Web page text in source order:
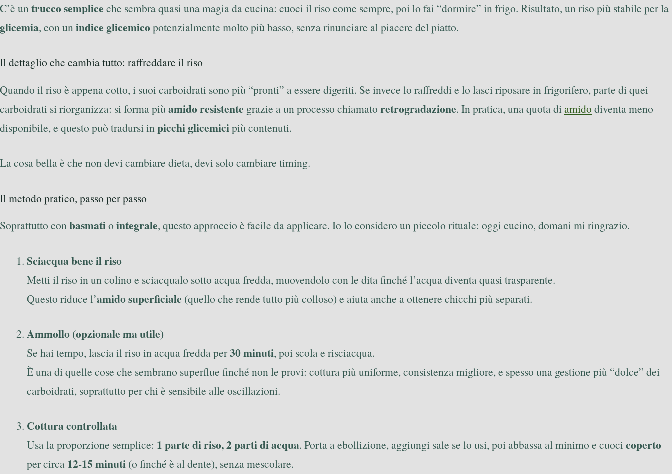
C’è untrucco semplice che sembra quasi una magia da cucina: cuoci il riso come sempre, poi lo fai “dormire” in frigo. Risultato, un riso più stabile per la
glicemia, con unindice glicemicopotenzialmente molto più basso, senza rinunciare al piacere del piatto.
Il dettaglio che cambia tutto: raffreddare il riso
Quando il riso è appena cotto, i suoi carboidrati sono più “pronti” a essere digeriti. Se invece lo raffreddi e lo lasci riposare in frigorifero, parte di quei
carboidrati si riorganizza: si forma più amido resistente grazie a un processo chiamato retrogradazione. In pratica, una quota diamido diventa meno
disponibile, e questo può tradursi inpicchi glicemicipiù contenuti.
La cosa bella è che non devi cambiare dieta, devi solo cambiare timing.
Il metodo pratico, passo per passo
Soprattutto conbasmatio integrale, questo approccio è facile da applicare. Io lo considero un piccolo rituale: oggi cucino, domani mi ringrazio.
Sciacqua bene il riso
Metti il riso in un colino e sciacqualo sotto acqua fredda, muovendolo con le dita finché l’acqua diventa quasi trasparente.
Questo riduce l’amido superficiale (quello che rende tutto più colloso) e aiuta anche a ottenere chicchi più separati.
Ammollo (opzionale ma utile)
Se hai tempo, lascia il riso in acqua fredda per30 minuti, poi scola e risciacqua.
È una di quelle cose che sembrano superflue finché non le provi: cottura più uniforme, consistenza migliore, e spesso una gestione più “dolce” dei
carboidrati, soprattutto per chi è sensibile alle oscillazioni.
Cottura controllata
Usa la proporzione semplice: 1 parte di riso, 2 parti di acqua. Porta a ebollizione, aggiungi sale se lo usi, poi abbassa al minimo e cuocicoperto
per circa 12-15 minuti (o finché è al dente), senza mescolare.